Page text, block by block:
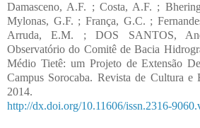
Damasceno, A.F. ; Costa, A.F. ;
Mylonas, G.F. ; França, G.C. ;
Arruda, E.M. ; DOS SANTOS,
Observatório do Comitê de Bacia
Médio Tietê: um Projeto de Extensão
Campus Sorocaba. Revista de Cultura e
2014.
http://dx.doi.org/10.11606/issn.2316-